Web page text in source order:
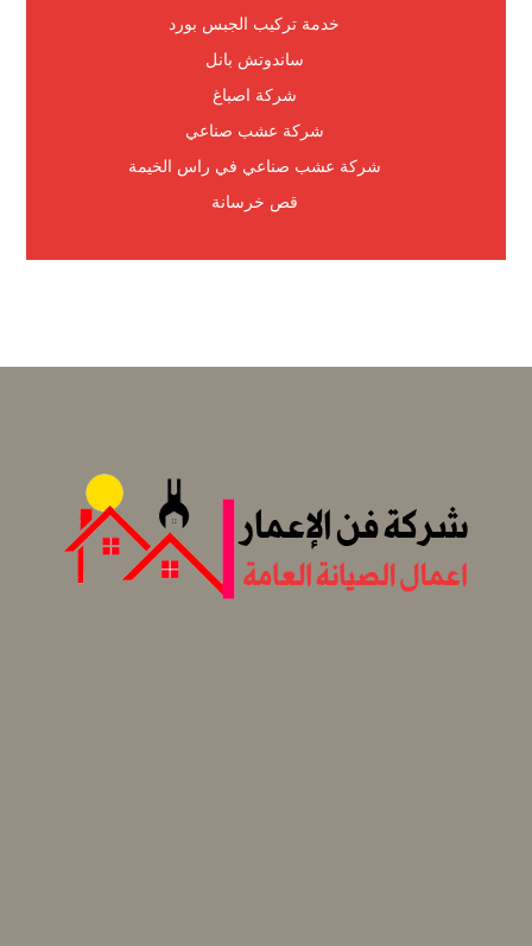
خدمة تركيب الجبس بورد
ساندوتش بانل
شركة اصباغ
شركة عشب صناعي
شركة عشب صناعي في راس الخيمة
قص خرسانة